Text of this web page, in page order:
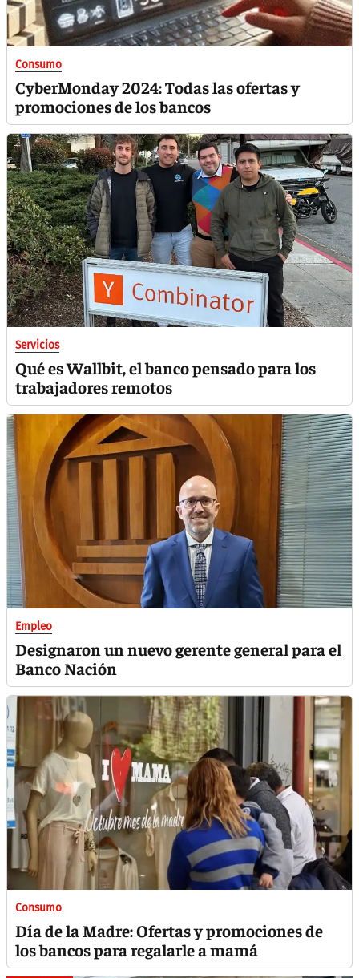
Consumo
CyberMonday 2024: Todas las ofertas y
promociones de los bancos
Servicios
Qué es Wallbit, el banco pensado para los
trabajadores remotos
Empleo
Designaron un nuevo gerente general para el
Banco Nación
Consumo
Día de la Madre: Ofertas y promociones de
los bancos para regalarle a mamá